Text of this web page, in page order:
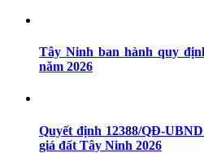
Tây Ninh ban hành quy
năm 2026
Quyết định 12388/QĐ-
giá đất Tây Ninh 2026